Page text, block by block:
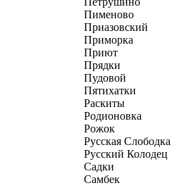
Пименово
Приазовский
Приморка
Приют
Прядки
Пудовой
Пятихатки
Раскиты
Родионовка
Рожок
Русская Слободка
Русский Колодец
Садки
Самбек